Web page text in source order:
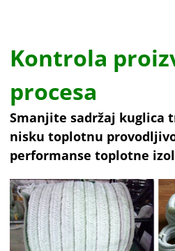
Kontrola
procesa
Smanjite sadržaj kuglica
nisku toplotnu
performanse toplotne